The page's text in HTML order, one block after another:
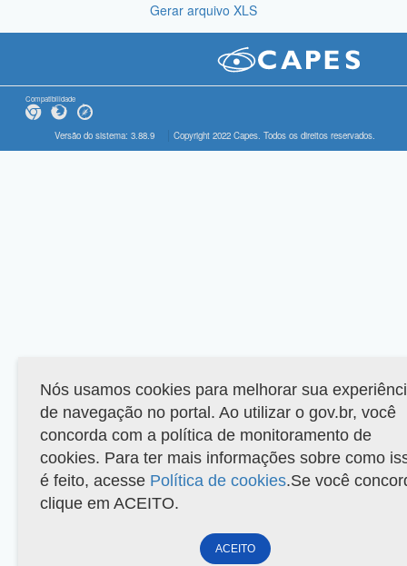
Gerar arquivo XLS
Compatibilidade
Versão do sistema: 3.88.9 Copyright 2022 Capes. Todos os direitos reservados.
Nós usamos cookies para melhorar sua
de navegação no portal. Ao utilizar o gov.br, você
concorda com a política de monitoramento de
cookies. Para ter mais informações sobre como
é feito, acesse Política de cookies.Se você
clique em ACEITO.
ACEITO